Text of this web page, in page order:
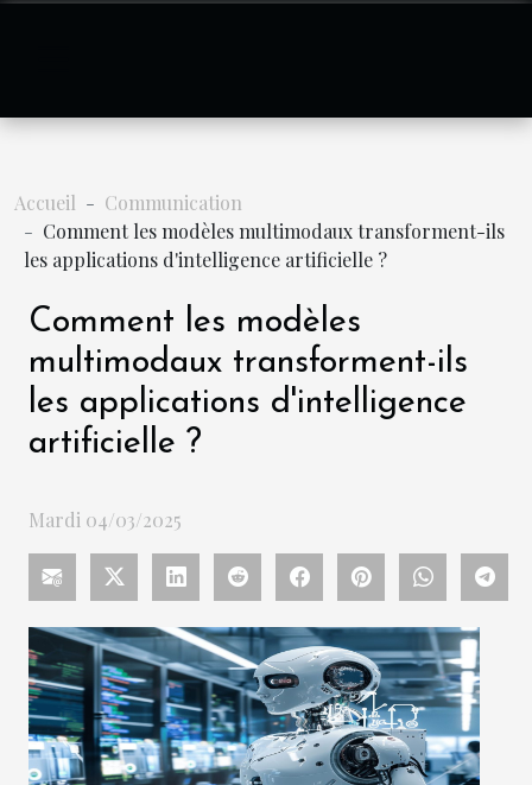
Accueil
Communication
Comment les modèles multimodaux transforment-ils
les applications d'intelligence artificielle ?
Comment les modèles
multimodaux transforment-ils
les applications d'intelligence
artificielle ?
Mardi 04/03/2025